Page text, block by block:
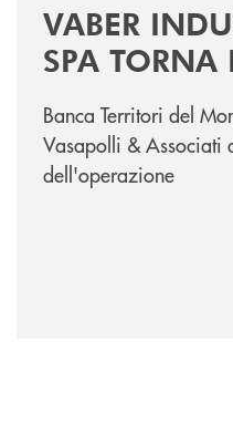
VABER
SPA
Banca Territori del
Vasapolli & Associati
dell'operazione